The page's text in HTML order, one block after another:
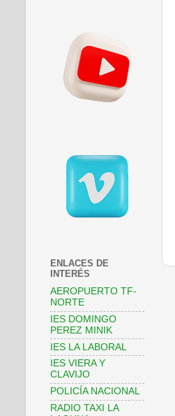
ENLACES DE
INTERÉS
AEROPUERTO TF-
NORTE
IES DOMINGO
PEREZ MINIK
IES LA LABORAL
IES VIERA Y
CLAVIJO
POLICÍA NACIONAL
RADIO TAXI LA